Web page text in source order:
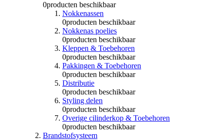
0producten beschikbaar
Nokkenassen
0producten beschikbaar
Nokkenas poelies
0producten beschikbaar
Kleppen & Toebehoren
0producten beschikbaar
Pakkingen & Toebehoren
0producten beschikbaar
Distributie
0producten beschikbaar
Styling delen
0producten beschikbaar
Overige cilinderkop & Toebehoren
0producten beschikbaar
Brandstofsysteem